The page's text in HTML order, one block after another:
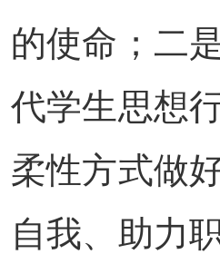
的使命；二
代学生思想
柔性方式做
自我、助力